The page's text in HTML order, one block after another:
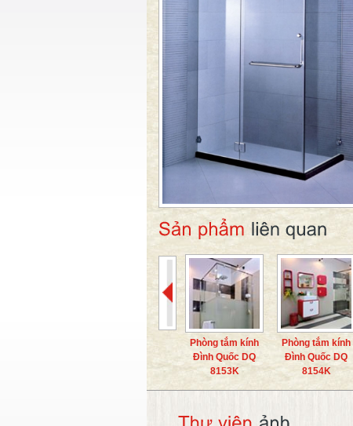
Phòng tắm kính
Đình Quốc DQ
8153K
Phòng tắm kính
Đình Quốc DQ
8154K